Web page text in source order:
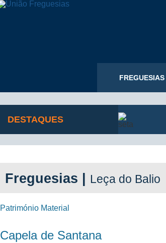
FREGUESIAS
DESTAQUES
Freguesias | Leça do Balio
Património Material
Capela de Santana